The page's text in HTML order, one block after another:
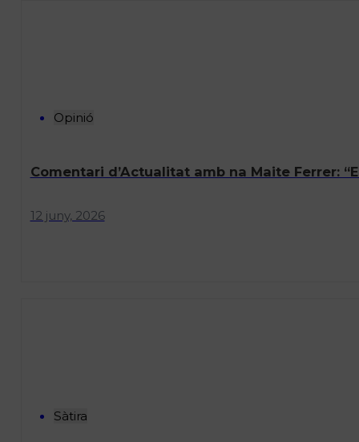
Opinió
Comentari d’Actualitat amb na Maite Ferrer:
12 juny, 2026
Sàtira